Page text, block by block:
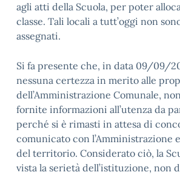
agli atti della Scuola, per poter
classe. Tali locali a tutt’oggi non
assegnati.
Si fa presente che, in data 09/09/
nessuna certezza in merito alle
dell’Amministrazione Comunale,
fornite informazioni all’utenza da
perché si è rimasti in attesa di
comunicato con l’Amministrazione
del territorio. Considerato ciò, la
vista la serietà dell’istituzione, non